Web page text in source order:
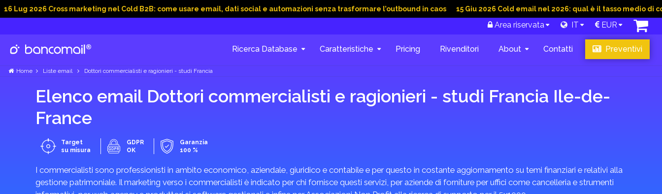
Cross marketing nel Cold B2B: come usare email, dati social e automazioni senza trasformare l’outbound in caos 15 Giu 2026 Cold email nel 2026: qual è il tasso medio di
Area riservata IT EUR
Ricerca Database Caratteristiche Pricing Rivenditori About Contatti Preventivi
Home Liste email Dottori commercialisti e ragionieri - studi Francia
Elenco email Dottori commercialisti e ragionieri - studi Francia Ile-de-
France
Target
su misura
GDPR
OK
Garanzia
100 %
I commercialisti sono professionisti in ambito economico, aziendale, giuridico e contabile e per questo in costante aggiornamento su temi finanziari e relativi alla
gestione patrimoniale. Il marketing verso i commercialisti è indicato per chi fornisce questi servizi, per aziende di forniture per uffici come cancelleria e strumenti